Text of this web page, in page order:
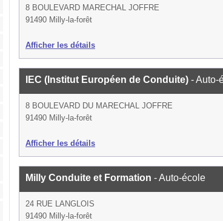
8 BOULEVARD MARECHAL JOFFRE
91490 Milly-la-forêt
Afficher les détails
IEC (Institut Européen de Conduite) - Auto-
8 BOULEVARD DU MARECHAL JOFFRE
91490 Milly-la-forêt
Afficher les détails
Milly Conduite et Formation - Auto-école
24 RUE LANGLOIS
91490 Milly-la-forêt